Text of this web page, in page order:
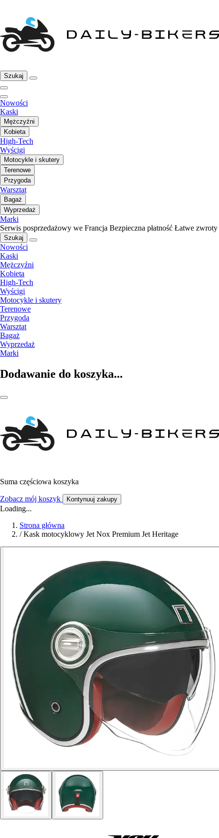
Szukaj
Nowości
Kaski
Mężczyźni
Kobieta
High-Tech
Wyścigi
Motocykle i skutery
Terenowe
Przygoda
Warsztat
Bagaż
Wyprzedaż
Marki
Serwis posprzedażowy we Francja Bezpieczna płatność Łatwe zwroty
Szukaj
Nowości
Kaski
Mężczyźni
Kobieta
High-Tech
Wyścigi
Motocykle i skutery
Terenowe
Przygoda
Warsztat
Bagaż
Wyprzedaż
Marki
Dodawanie do koszyka...
Suma częściowa koszyka
Zobacz mój koszyk Kontynuuj zakupy
Loading...
Strona główna
/ Kask motocyklowy Jet Nox Premium Jet Heritage